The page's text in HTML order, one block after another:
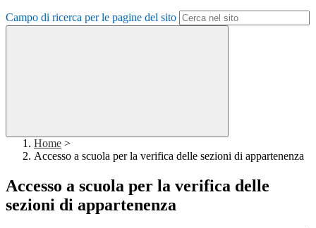
Campo di ricerca per le pagine del sito
Home >
Accesso a scuola per la verifica delle sezioni di appartenenza
Accesso a scuola per la verifica delle
sezioni di appartenenza